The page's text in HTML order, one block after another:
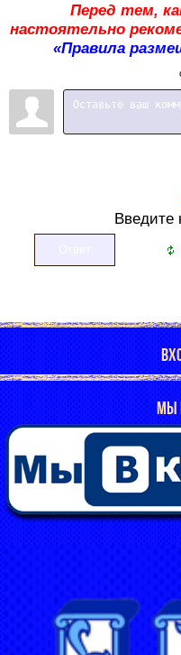
Перед тем,
настоятельно
«Правила
Введите
МЫ